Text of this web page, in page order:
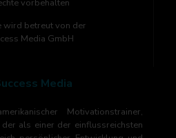
vorbehalten
wird betreut von der
Media GmbH
Media
Motivationstrainer,
als einer der einflussreichsten